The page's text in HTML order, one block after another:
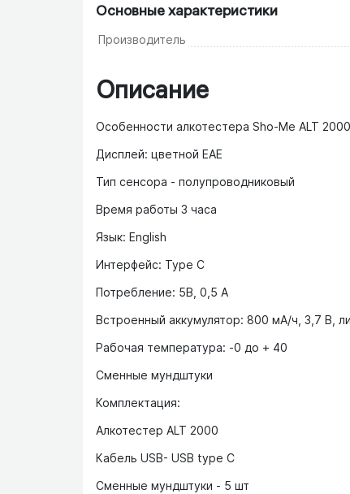
Основные характеристики
Производитель
Описание
Особенности алкотестера Sho-Me ALT
Дисплей: цветной ЕАЕ
Тип сенсора - полупроводниковый
Время работы 3 часа
Язык: English
Интерфейс: Type C
Потребление: 5В, 0,5 А
Встроенный аккумулятор: 800 мA/ч, 3,7 В,
Рабочая температура: -0 до + 40
Сменные мундштуки
Комплектация:
Алкотестер ALT 2000
Кабель USB- USB type C
Сменные мундштуки - 5 шт